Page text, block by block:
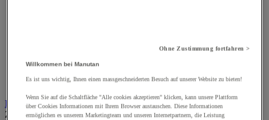
Traverse
Zylinder
Hubwagen
Zur gesamten Produktgruppe
Ohne Zustimmung fortfahren >
Willkommen bei Manutan
Es ist uns wichtig, Ihnen einen massgeschneiderten Besuch auf unserer Website zu bieten!
Wenn Sie auf die Schaltfläche "Alle cookies akzeptieren" klicken, kann unsere Plattform
über Cookies Informationen mit Ihrem Browser austauschen. Diese Informationen
ermöglichen es unserem Marketingteam und unseren Internetpartnern, die Leistung